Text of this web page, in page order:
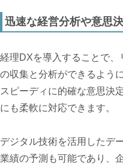
迅速な経営分析や意思
経理DXを導入することで、
の収集と分析ができるよう
スピーディに的確な意思決
にも柔軟に対応できます。
デジタル技術を活用したデ
業績の予測も可能であり、